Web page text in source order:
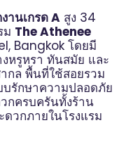
านเกรด A สูง 34
ม The Athenee
Bangkok โดยมี
หรูหรา ทันสมัย และ
กล พื้นที่ใช้สอยรวม
บรักษาความปลอดภัย
กครบครันทั้งร้าน
วกภายในโรงแรม